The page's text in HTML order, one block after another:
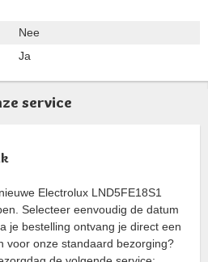
Nee
Ja
service
Electrolux LND5FE18S1
Selecteer eenvoudig de datum
je bestelling ontvang je direct een
voor onze standaard bezorging?